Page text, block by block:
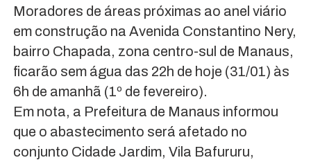
Moradores de áreas próximas ao anel viário
em construção na Avenida Constantino Nery,
bairro Chapada, zona centro-sul de Manaus,
ficarão sem água das 22h de hoje (31/01) às
6h de amanhã (1º de fevereiro).
Em nota, a Prefeitura de Manaus informou
que o abastecimento será afetado no
conjunto Cidade Jardim, Vila Bafururu,